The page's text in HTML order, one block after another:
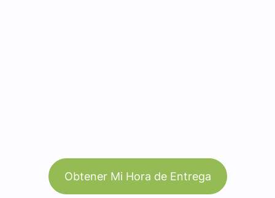
Obtener Mi Hora de Entrega